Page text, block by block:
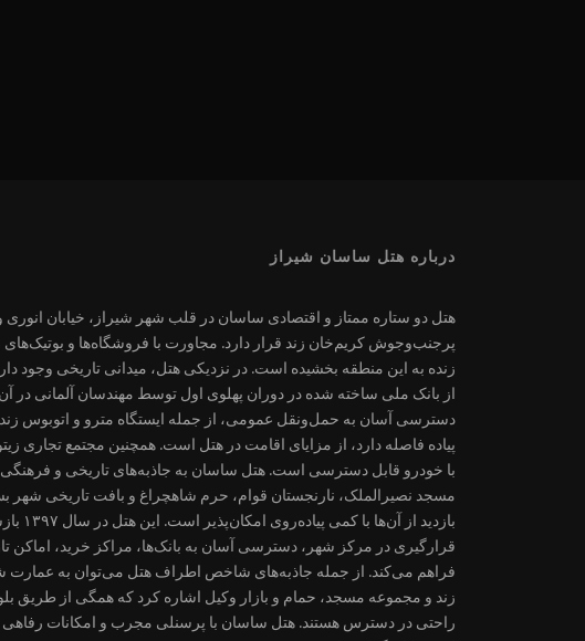
درباره هتل ساسان شیراز
هتل دو ستاره ممتاز و اقتصادی ساسان در قلب شهر شیراز، خیابان انوری
پرجنب‌وجوش کریم‌خان زند قرار دارد. مجاورت با فروشگاه‌ها و بوتیک‌های
زنده به این منطقه بخشیده است. در نزدیکی هتل، میدانی تاریخی وجود
از بانک ملی ساخته شده در دوران پهلوی اول توسط مهندسان آلمانی در
دسترسی آسان به حمل‌ونقل عمومی، از جمله ایستگاه مترو و اتوبوس
با خودرو قابل دسترسی است. هتل ساسان به جاذبه‌های تاریخی و فرهنگی
مسجد نصیرالملک، نارنجستان قوام، حرم شاهچراغ و بافت تاریخی شهر
بازدید از
قرارگیری در مرکز شهر، دسترسی آسان به بانک‌ها، مراکز خرید، اماکن
فراهم می‌کند. از جمله جاذبه‌های شاخص اطراف هتل می‌توان به عمارت
زند و مجموعه مسجد، حمام و بازار وکیل اشاره کرد که همگی از طریق
راحتی در دسترس هستند. هتل ساسان با پرسنلی مجرب و امکانات رفاهی